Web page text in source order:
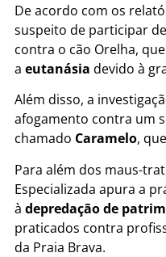
De acordo com os
suspeito de participar
contra o cão Orelha,
a eutanásia devido à
Além disso, a
afogamento contra um
chamado Caramelo,
Para além dos maus-
Especializada apura a
à depredação de
praticados contra
da Praia Brava.